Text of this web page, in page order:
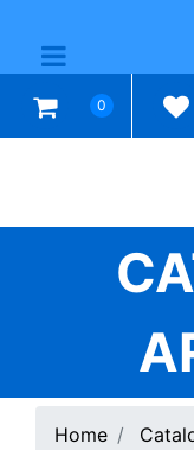
Open menu
0
Home